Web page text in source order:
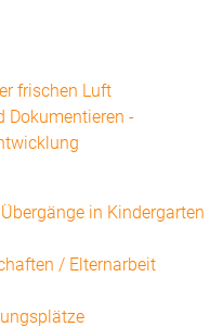
frischen Luft
Dokumentieren -
in Kindergarten
/ Elternarbeit